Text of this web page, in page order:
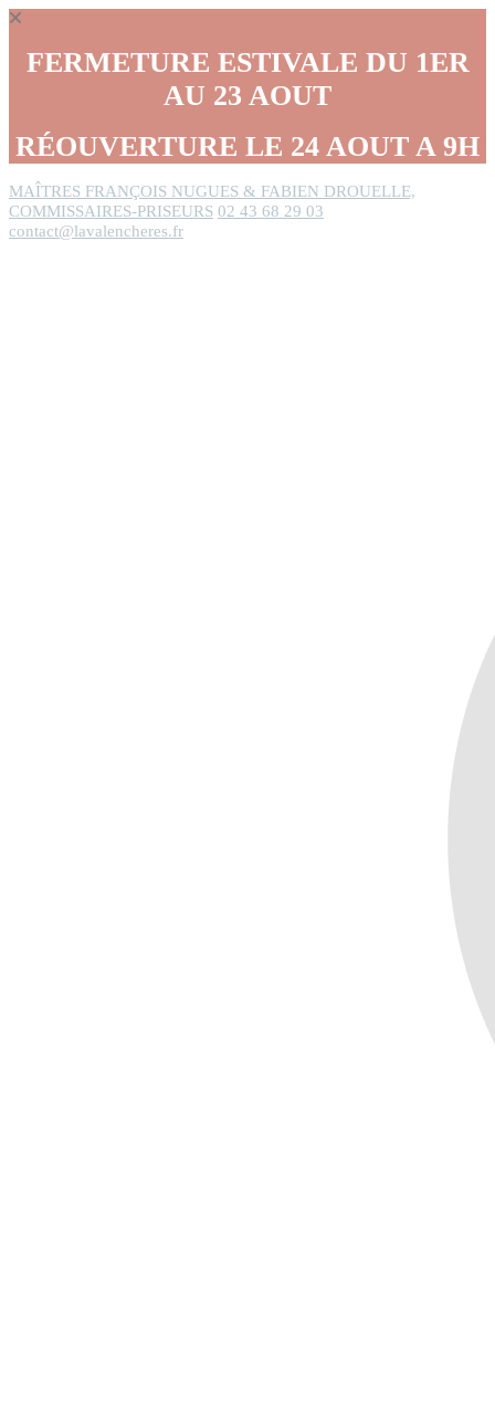
FERMETURE ESTIVALE DU 1ER
AU 23 AOUT
RÉOUVERTURE LE 24 AOUT A 9H
MAÎTRES FRANÇOIS NUGUES & FABIEN DROUELLE,
COMMISSAIRES-PRISEURS 02 43 68 29 03
contact@lavalencheres.fr
Panneau de gestion des cookies